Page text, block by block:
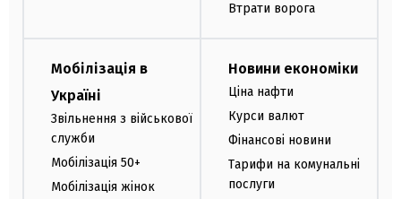
Втрати ворога
Мобілізація в
Україні
Звільнення з військової
служби
Мобілізація 50+
Мобілізація жінок
Новини економіки
Ціна нафти
Курси валют
Фінансові новини
Тарифи на комунальні
послуги